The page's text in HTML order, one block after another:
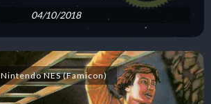
04/10/2018
Nintendo NES (Famicon)